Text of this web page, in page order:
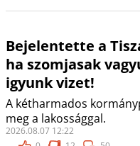
Bejelentette a
ha szomjasak
igyunk vizet!
A kétharmados
meg a lakossággal.
2026.08.07 12:22